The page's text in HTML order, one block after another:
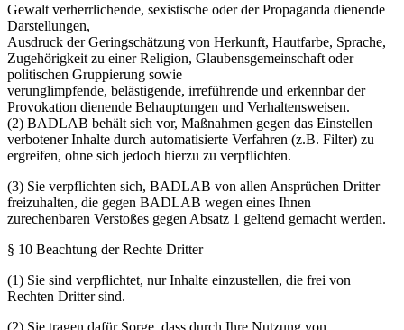
Gewalt verherrlichende, sexistische oder der Propaganda dienende
Darstellungen,
Ausdruck der Geringschätzung von Herkunft, Hautfarbe, Sprache,
Zugehörigkeit zu einer Religion, Glaubensgemeinschaft oder
politischen Gruppierung sowie
verunglimpfende, belästigende, irreführende und erkennbar der
Provokation dienende Behauptungen und Verhaltensweisen.
(2) BADLAB behält sich vor, Maßnahmen gegen das Einstellen
verbotener Inhalte durch automatisierte Verfahren (z.B. Filter) zu
ergreifen, ohne sich jedoch hierzu zu verpflichten.
(3) Sie verpflichten sich, BADLAB von allen Ansprüchen Dritter
freizuhalten, die gegen BADLAB wegen eines Ihnen
zurechenbaren Verstoßes gegen Absatz 1 geltend gemacht werden.
§ 10 Beachtung der Rechte Dritter
(1) Sie sind verpflichtet, nur Inhalte einzustellen, die frei von
Rechten Dritter sind.
(2) Sie tragen dafür Sorge, dass durch Ihre Nutzung von